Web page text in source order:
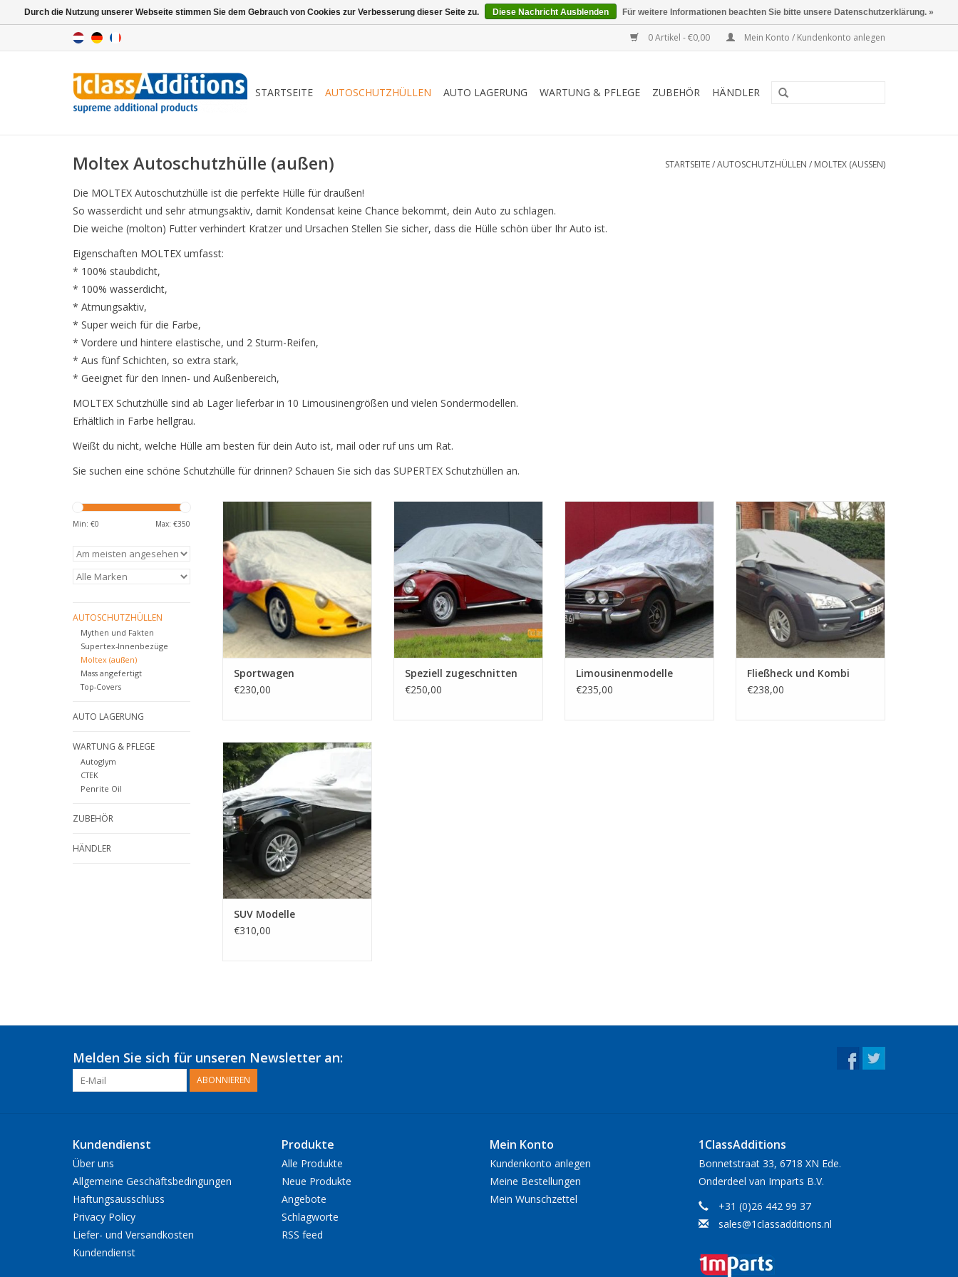
0 Artikel - €0,00 Mein Konto / Kundenkonto anlegen
STARTSEITE AUTOSCHUTZHÜLLEN AUTO LAGERUNG WARTUNG & PFLEGE ZUBEHÖR HÄNDLER
Moltex Autoschutzhülle (außen) STARTSEITE/AUTOSCHUTZHÜLLEN / MOLTEX (AUSSEN)
Die MOLTEX Autoschutzhülle ist die perfekte Hülle für draußen!
So wasserdicht und sehr atmungsaktiv, damit Kondensat keine Chance bekommt, dein Auto zu schlagen.
Die weiche (molton) Futter verhindert Kratzer und Ursachen Stellen Sie sicher, dass die Hülle schön über Ihr Auto ist.
Eigenschaften MOLTEX umfasst:
* 100% staubdicht,
* 100% wasserdicht,
* Atmungsaktiv,
* Super weich für die Farbe,
* Vordere und hintere elastische, und 2 Sturm-Reifen,
* Aus fünf Schichten, so extra stark,
* Geeignet für den Innen- und Außenbereich,
MOLTEX Schutzhülle sind ab Lager lieferbar in 10 Limousinengrößen und vielen Sondermodellen.
Erhältlich in Farbe hellgrau.
Weißt du nicht, welche Hülle am besten für dein Auto ist, mail oder ruf uns um Rat.
Sie suchen eine schöne Schutzhülle für drinnen? Schauen Sie sich das SUPERTEX Schutzhüllen an.
Min: €0 Max: €350
AUTOSCHUTZHÜLLEN
Mythen und Fakten
Supertex-Innenbezüge
Moltex (außen)
Mass angefertigt
Top-Covers
AUTO LAGERUNG
WARTUNG & PFLEGE
Autoglym
CTEK
Penrite Oil
ZUBEHÖR
HÄNDLER
ZUM WARENKORB HINZUFÜGEN
Sportwagen
€230,00
Abdeckung für Ihr Auto.
ZUM WARENKORB HINZUFÜGEN
Speziell zugeschnitten
€250,00
Abdeckung für Ihr Auto.
ZUM WARENKORB HINZUFÜGEN
Limousinenmodelle
€235,00
Die perfekte Außenhülle für Ihr
Schrägheck oder Ihren Kombi
ZUM WARENKORB HINZUFÜGEN
Fließheck und Kombi
€238,00
Die perfekte Outdoor-
Abdeckung für Ihren SUV. Moltex
hat ein extra weiches Innenfutter
und ist in GRAU erhältlich.
ZUM WARENKORB HINZUFÜGEN
SUV Modelle
€310,00
Melden Sie sich für unseren Newsletter an:
ABONNIEREN
Kundendienst
Über uns
Allgemeine Geschäftsbedingungen
Haftungsausschluss
Privacy Policy
Liefer- und Versandkosten
Kundendienst
Produkte
Alle Produkte
Neue Produkte
Angebote
Schlagworte
RSS feed
Mein Konto
Kundenkonto anlegen
Meine Bestellungen
Mein Wunschzettel
1ClassAdditions
Bonnetstraat 33, 6718 XN Ede.
Onderdeel van Imparts B.V.
+31 (0)26 442 99 37
sales@1classadditions.nl
Durch die Nutzung unserer Webseite stimmen Sie dem Gebrauch von Cookies zur Verbesserung dieser Seite zu. Diese Nachricht Ausblenden Für weitere Informationen beachten Sie bitte unsere Datenschutzerklärung. »